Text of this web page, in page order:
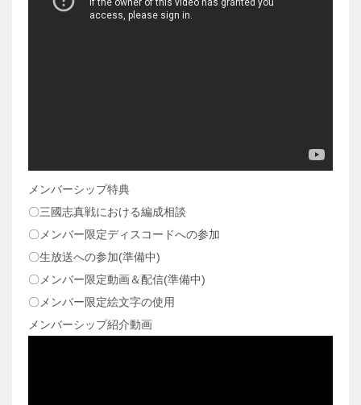
メンバーシップ特典
〇三國志真戦における編成相談
〇メンバー限定ディスコードへの参加
〇生放送への参加(準備中)
〇メンバー限定動画＆配信(準備中)
〇メンバー限定絵文字の使用
メンバーシップ紹介動画